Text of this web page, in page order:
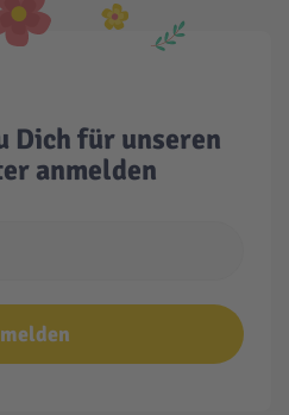
Dich für unseren
anmelden